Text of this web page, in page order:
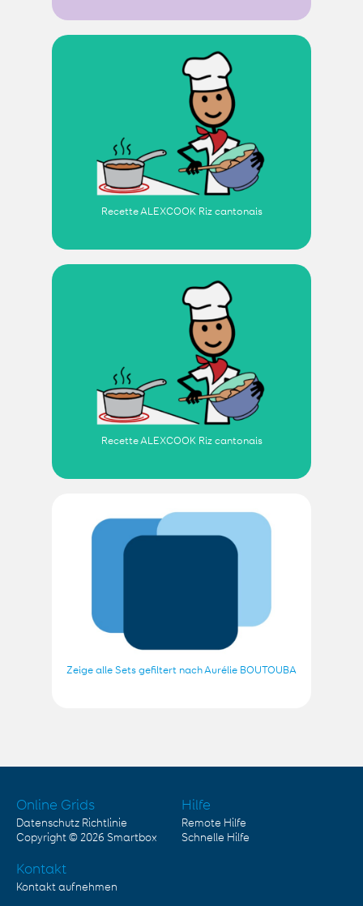
Recette ALEXCOOK Riz cantonais
Recette ALEXCOOK Riz cantonais
Zeige alle Sets gefiltert nach Aurélie BOUTOUBA
Online Grids
Datenschutz Richtlinie
Copyright © 2026 Smartbox
Hilfe
Remote Hilfe
Schnelle Hilfe
Kontakt
Kontakt aufnehmen